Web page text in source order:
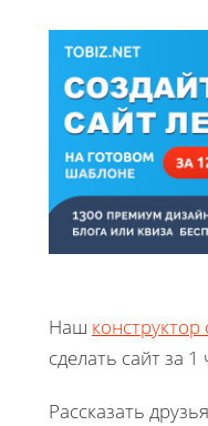
Наш
сделать сайт за 1
Рассказать